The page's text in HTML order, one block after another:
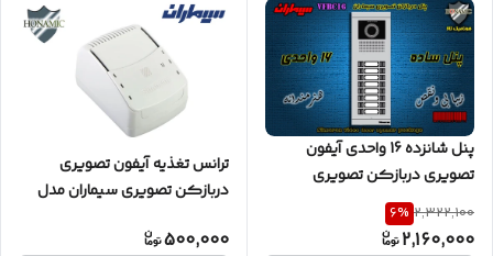
پنل شانزده 16 واحدی آیفون
تصویری دربازکن تصویری
FARDAD
2,322,100
6%
2,160,000
ترانس تغذیه آیفون تصویری
دربازکن تصویری سیماران مدل
500,000